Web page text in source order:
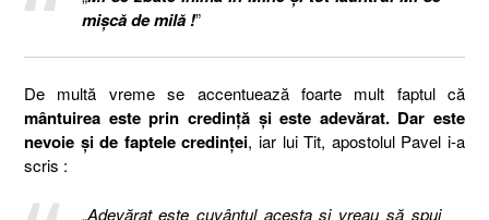
mişcă de milă !”
De multă vreme se accentuează foarte mult faptul că
mântuirea este prin credință și este adevărat. Dar este
nevoie și de faptele credinței, iar lui Tit, apostolul Pavel i-a
scris :
„Adevărat este cuvântul acesta şi vreau să spui